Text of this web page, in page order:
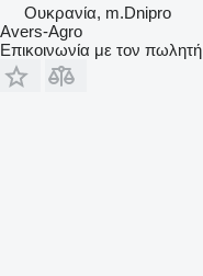
Ουκρανία, m.Dnipro
Avers-Agro
Επικοινωνία με τον πωλητή